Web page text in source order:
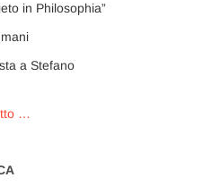
in Philosophia”
a Stefano
…